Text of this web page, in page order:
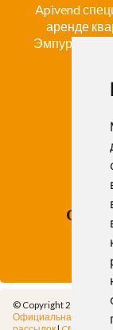
Apivend
аренде
нами!
© Copyright 2014 -
Официальная